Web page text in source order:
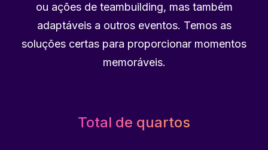
ou ações de teambuilding, mas também
adaptáveis a outros eventos. Temos as
soluções certas para proporcionar momentos
memoráveis.
Total de quartos